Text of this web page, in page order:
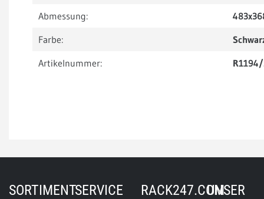
Abmessung:
Farbe:
Artikelnummer:
SORTIMENTSERVICE RACK247.COMUNSER